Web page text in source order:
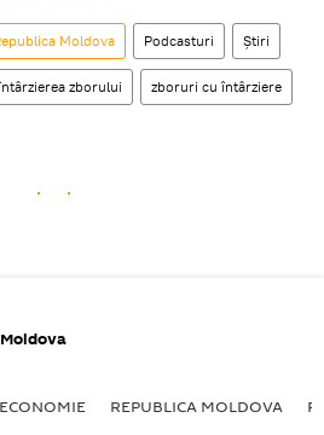
Moldova Podcasturi Știri
zborului zboruri cu întârziere
Moldova
ECONOMIE REPUBLICA MOLDOVA